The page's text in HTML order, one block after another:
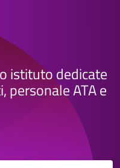
istituto dedicate
personale ATA e